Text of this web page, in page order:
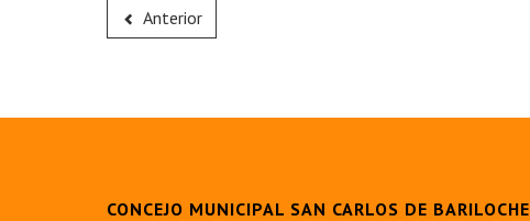
Anterior
CONCEJO MUNICIPAL SAN CARLOS DE BARILOCHE